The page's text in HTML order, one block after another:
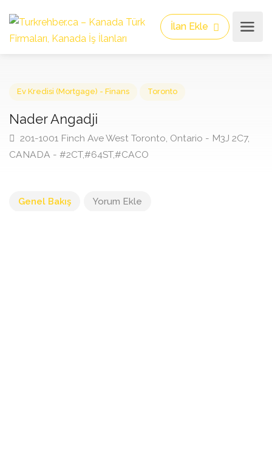
İlan Ekle
Nader Angadji
201-1001 Finch Ave West Toronto, Ontario - M3J 2C7,
Genel Bakış Yorum Ekle